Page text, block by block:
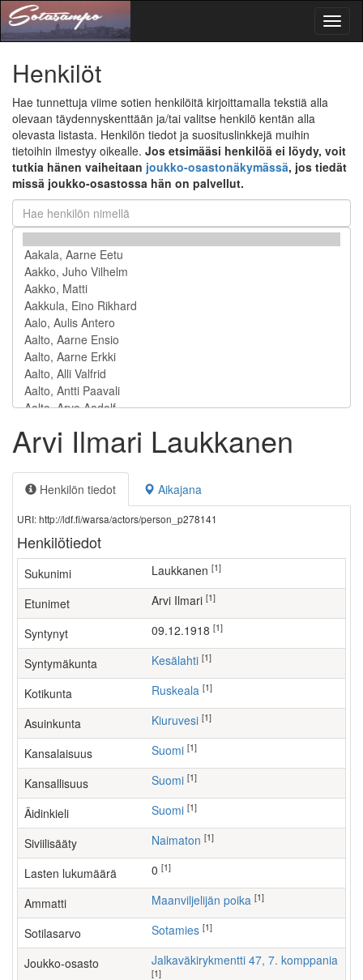
Henkilöt
Hae tunnettuja viime sotien henkilöitä kirjoittamalla tekstiä alla
olevaan täydennyskenttään ja/tai valitse henkilö kentän alla
olevasta listasta. Henkilön tiedot ja suosituslinkkejä muihin
tietoihin ilmestyy oikealle. Jos etsimääsi henkilöä ei löydy, voit
tutkia hänen vaiheitaan joukko-osastonäkymässä, jos tiedät
missä joukko-osastossa hän on palvellut.
Arvi Ilmari Laukkanen
Henkilön tiedot Aikajana
URI: http://ldf.fi/warsa/actors/person_p278141
Henkilötiedot
Sukunimi Laukkanen [1]
Etunimet Arvi Ilmari [1]
Syntynyt 09.12.1918 [1]
Syntymäkunta Kesälahti [1]
Kotikunta Ruskeala [1]
Asuinkunta Kiuruvesi [1]
Kansalaisuus Suomi [1]
Kansallisuus Suomi [1]
Äidinkieli Suomi [1]
Siviilisääty Naimaton [1]
Lasten lukumäärä [1]
Ammatti maanviljelijän poika [1]
Sotilasarvo Sotamies [1]
Joukko-osasto Jalkaväkirykmentti 47, 7. komppania
[1]